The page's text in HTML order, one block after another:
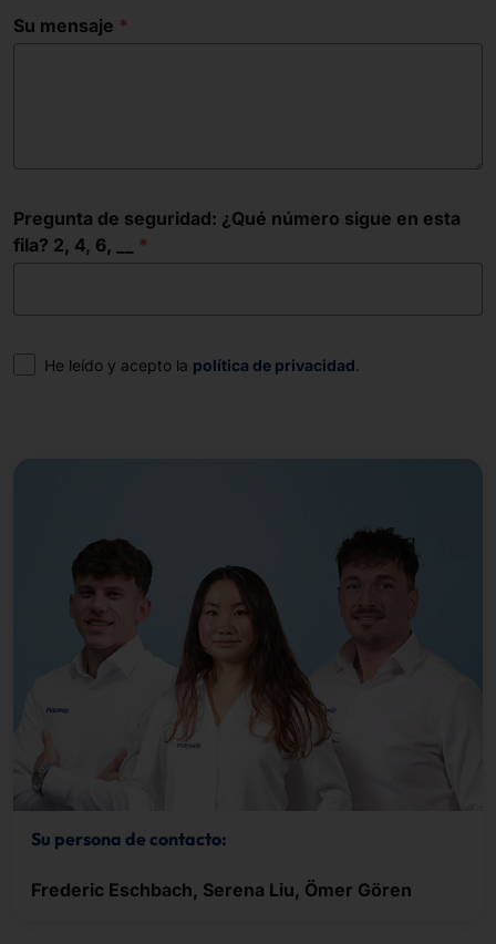
Su mensaje
Pregunta de seguridad: ¿Qué número sigue en esta
fila? 2, 4, 6, __
Consentimiento
He leído y acepto la política de privacidad.
Su persona de contacto:
Frederic Eschbach, Serena Liu, Ömer Gören